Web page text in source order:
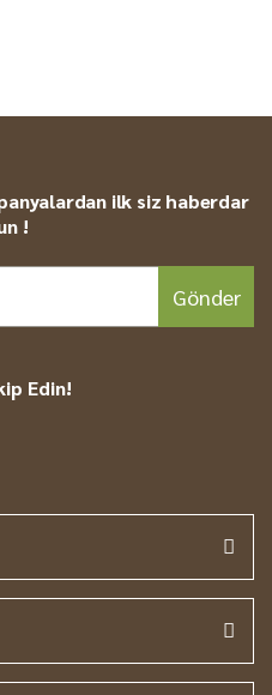
ilk siz haberdar
!
Gönder
Edin!